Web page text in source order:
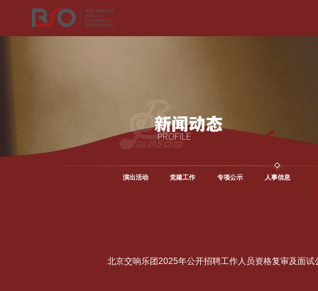
演出活动 党建工作 专项公示 人事信息
北京交响乐团2025年公开招聘工作人员资格复审及面试